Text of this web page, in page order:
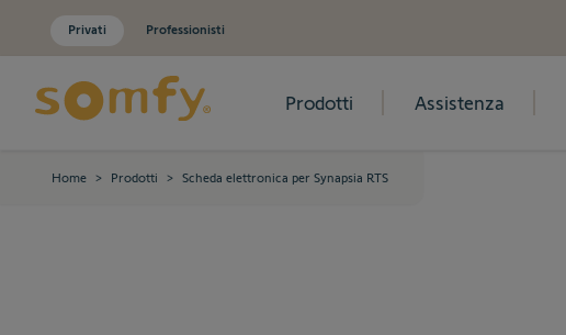
Privati Professionisti
Prodotti Assistenza
Home > Prodotti > Scheda elettronica per Synapsia RTS